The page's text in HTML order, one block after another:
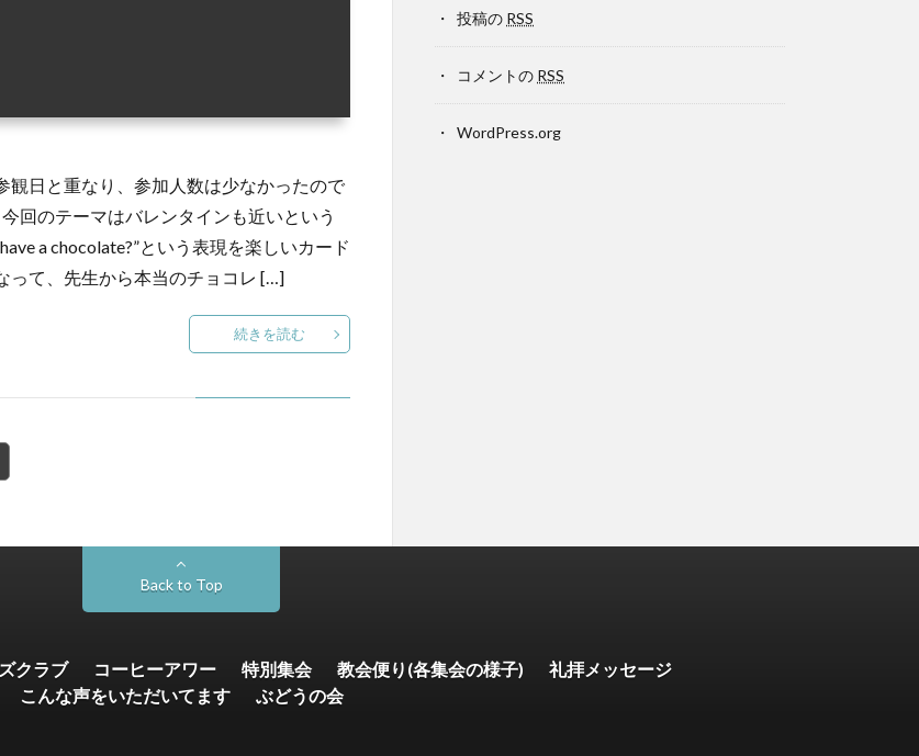
日と重なり、参加人数は少なかったので
回のテーマはバレンタインも近いという
a chocolate?”という表現を楽しいカード
って、先生から本当のチョコレ […]
続きを読む
投稿の RSS
コメントの RSS
WordPress.org
Back to Top
クラブ コーヒーアワー 特別集会 教会便り(各集会の様子)
礼拝メッセージ
こんな声をいただいてます
ぶどうの会